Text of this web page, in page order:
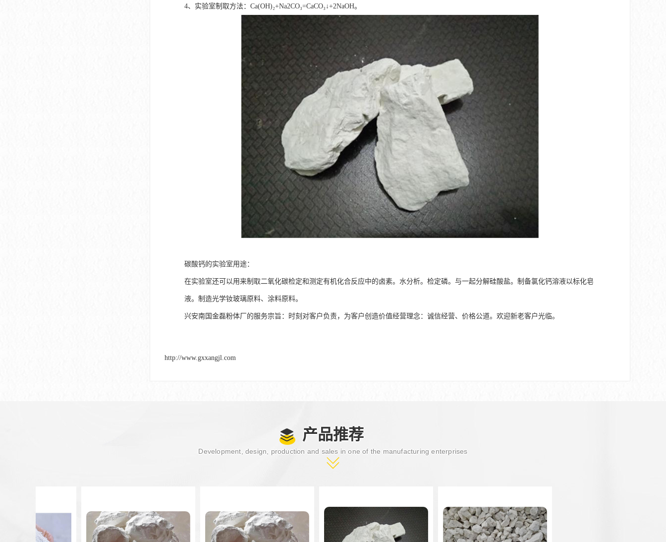
4、实验室制取方法：Ca(OH)₂+Na2CO₃=CaCO₃↓+2NaOH。
碳酸钙的实验室用途：
在实验室还可以用来制取二氧化碳检定和测定有机化合反应中的卤素。水分析。检定磷。与一起分解硅酸盐。制备氯化钙溶液以标化皂
液。制造光学钕玻璃原料、涂料原料。
兴安南国金磊粉体厂的服务宗旨：时刻对客户负责，为客户创造价值经营理念：诚信经营、价格公道。欢迎新老客户光临。
http://www.gxxangjl.com
产品推荐
Development, design, production and sales in one of the manufacturing enterprises